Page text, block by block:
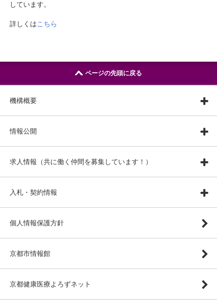
しています。
詳しくはこちら
ページの先頭に戻る
機構概要
情報公開
求人情報（共に働く仲間を募集しています！）
入札・契約情報
個人情報保護方針
京都市情報館
京都健康医療よろずネット